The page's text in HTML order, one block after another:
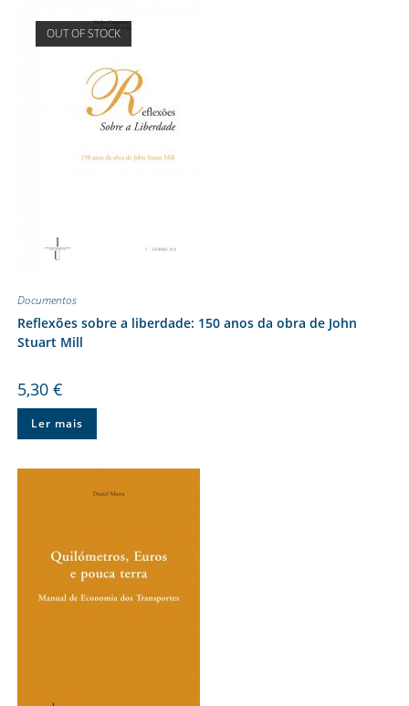
OUT OF STOCK
Documentos
Reflexões sobre a liberdade: 150 anos da obra de John
Stuart Mill
5,30 €
Ler mais